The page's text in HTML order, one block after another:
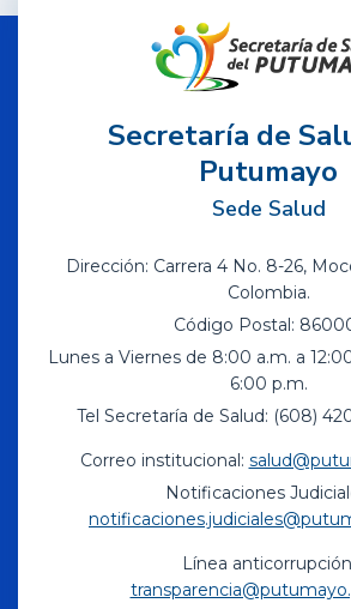
Secretaría de
Putumayo
Sede Salud
Dirección: Carrera 4 No. 8-26,
Colombia.
Código Postal:
Lunes a Viernes de 8:00 a.m. a
6:00 p.m.
Tel Secretaría de Salud: (608)
Correo institucional:
Notificaciones
Línea